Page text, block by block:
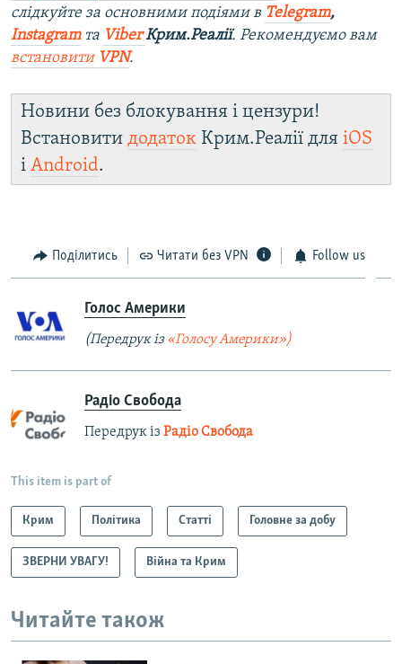
слідкуйте за основними подіями в Telegram,
Instagramта ViberКрим.Реалії. Рекомендуємо вам
встановити VPN.
Новини без блокування і цензури!
Встановити додаток Крим.Реалії для iOS
і Android.
Поділитись Читати без VPN Follow us
Голос Америки
(Передрук із «Голосу Америки»)
Радіо Свобода
Передрук із Радіо Свобода
This item is part of
Крим Політика Статті Головне за добу
ЗВЕРНИ УВАГУ! Війна та Крим
Читайте також